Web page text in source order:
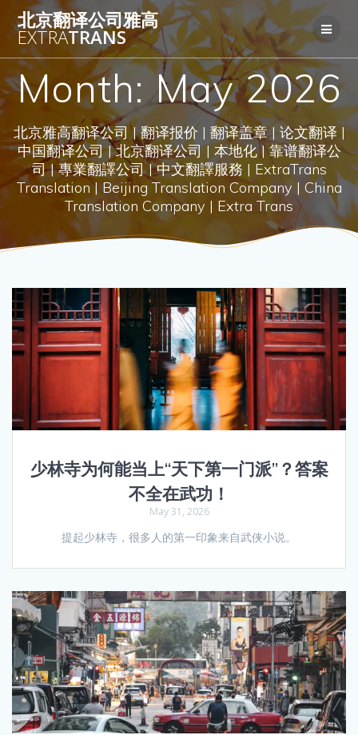
Skip
to
content
北京翻译公司雅高
EXTRATRANS
Month:May 2026
北京雅高翻译公司 | 翻译报价 | 翻译盖章 | 论文翻译 |
中国翻译公司 | 北京翻译公司 | 本地化 | 靠谱翻译公
司 | 專業翻譯公司 | 中文翻譯服務 | ExtraTrans
Translation | Beijing Translation Company | China
Translation Company | Extra Trans
少林寺为何能当上“天下第一门派”？答案
不全在武功！
May 31, 2026
提起少林寺，很多人的第一印象来自武侠小说。